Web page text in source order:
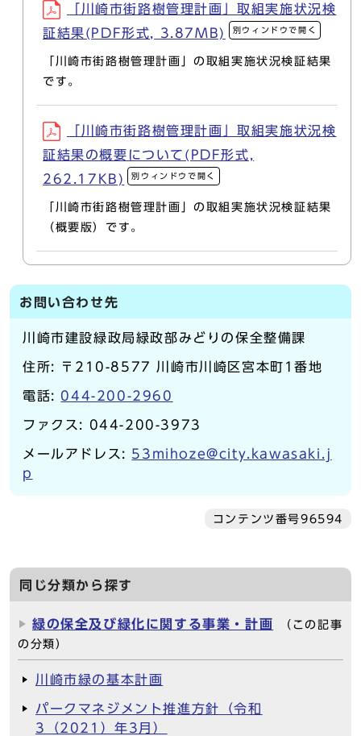
「川崎市街路樹管理計画」取組実施状況検
証結果(PDF形式, 3.87MB)
別ウィンドウで開く
「川崎市街路樹管理計画」の取組実施状況検証結果
です。
「川崎市街路樹管理計画」取組実施状況検
証結果の概要について(PDF形式,
262.17KB)
別ウィンドウで開く
「川崎市街路樹管理計画」の取組実施状況検証結果
（概要版）です。
お問い合わせ先
川崎市建設緑政局緑政部みどりの保全整備課
住所: 〒210-8577 川崎市川崎区宮本町1番地
電話: 044-200-2960
ファクス: 044-200-3973
メールアドレス: 53mihoze@city.kawasaki.j
p
コンテンツ番号96594
同じ分類から探す
緑の保全及び緑化に関する事業・計画
（この記事
の分類）
川崎市緑の基本計画
パークマネジメント推進方針（令和
3（2021）年3月）